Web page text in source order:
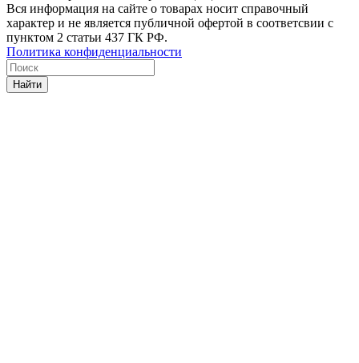
Вся информация на сайте о товарах носит справочный
характер и не является публичной офертой в соответсвии с
пунктом 2 статьи 437 ГК РФ.
Политика конфиденциальности
Найти